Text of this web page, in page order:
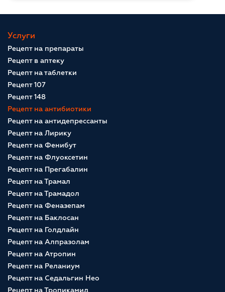
Услуги
Рецепт на препараты
Рецепт в аптеку
Рецепт на таблетки
Рецепт 107
Рецепт 148
Рецепт на антибиотики
Рецепт на антидепрессанты
Рецепт на Лирику
Рецепт на Фенибут
Рецепт на Флуоксетин
Рецепт на Прегабалин
Рецепт на Трамал
Рецепт на Трамадол
Рецепт на Феназепам
Рецепт на Баклосан
Рецепт на Голдлайн
Рецепт на Алпразолам
Рецепт на Атропин
Рецепт на Реланиум
Рецепт на Седальгин Нео
Рецепт на Тропикамид